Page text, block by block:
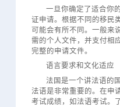
一旦你确定了适合你
证申请。根据不同的移民
可能会有所不同。一般来
需的个人文件，并支付相
完整的申请文件。
语言要求和文化适应
法国是一个讲法语的
法语是非常重要的。在申
考试成绩，如法语考试。